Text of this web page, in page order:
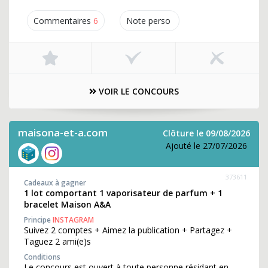
Commentaires 6 Note perso
VOIR LE CONCOURS
maisona-et-a.com
Clôture le 09/08/2026
Ajouté le 27/07/2026
373611
Cadeaux à gagner
1 lot comportant 1 vaporisateur de parfum + 1
bracelet Maison A&A
PrincipeINSTAGRAM
Suivez 2 comptes + Aimez la publication + Partagez +
Taguez 2 ami(e)s
Conditions